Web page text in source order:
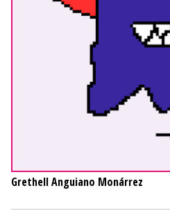
Grethell Anguiano Monárrez